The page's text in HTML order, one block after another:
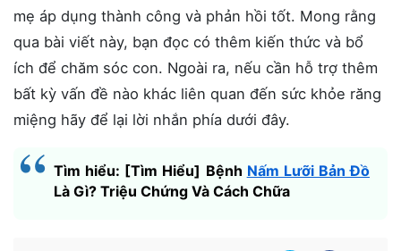
mẹ áp dụng thành công và phản hồi tốt. Mong rằng
qua bài viết này, bạn đọc có thêm kiến thức và bổ
ích để chăm sóc con. Ngoài ra, nếu cần hỗ trợ thêm
bất kỳ vấn đề nào khác liên quan đến sức khỏe răng
miệng hãy để lại lời nhắn phía dưới đây.
Tìm hiểu: [Tìm Hiểu] Bệnh Nấm Lưỡi Bản Đồ
Là Gì? Triệu Chứng Và Cách Chữa